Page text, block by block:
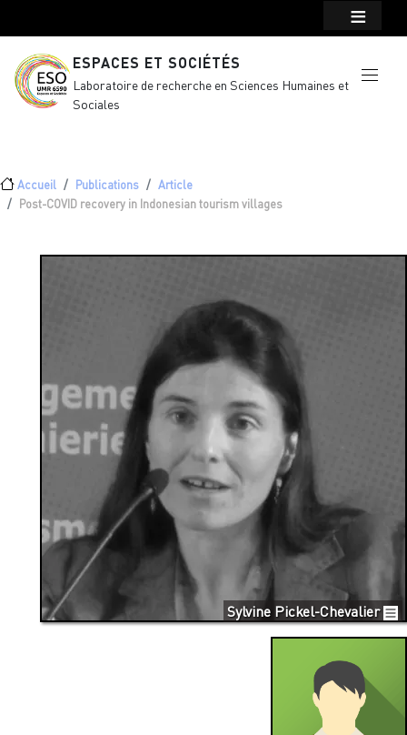
ESPACES ET SOCIÉTÉS
Laboratoire de recherche en Sciences Humaines et
Sociales
Fil d'Ariane
Accueil Publications
Article
Post-COVID recovery in Indonesian tourism villages
Sylvine Pickel-Chevalier